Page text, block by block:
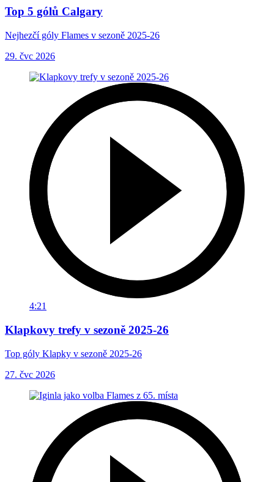
Top 5 gólů Calgary
Nejhezčí góly Flames v sezoně 2025-26
29. čvc 2026
4:21
Klapkovy trefy v sezoně 2025-26
Top góly Klapky v sezoně 2025-26
27. čvc 2026